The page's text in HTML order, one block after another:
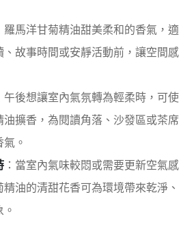
羅馬洋甘菊精油甜美柔和的香氣，適
、故事時間或安靜活動前，讓空間感
午後想讓室內氣氛轉為輕柔時，可使
油擴香，為閱讀角落、沙發區或茶席
。
：當室內氣味較悶或需要更新空氣感
精油的清甜花香可為環境帶來乾淨、